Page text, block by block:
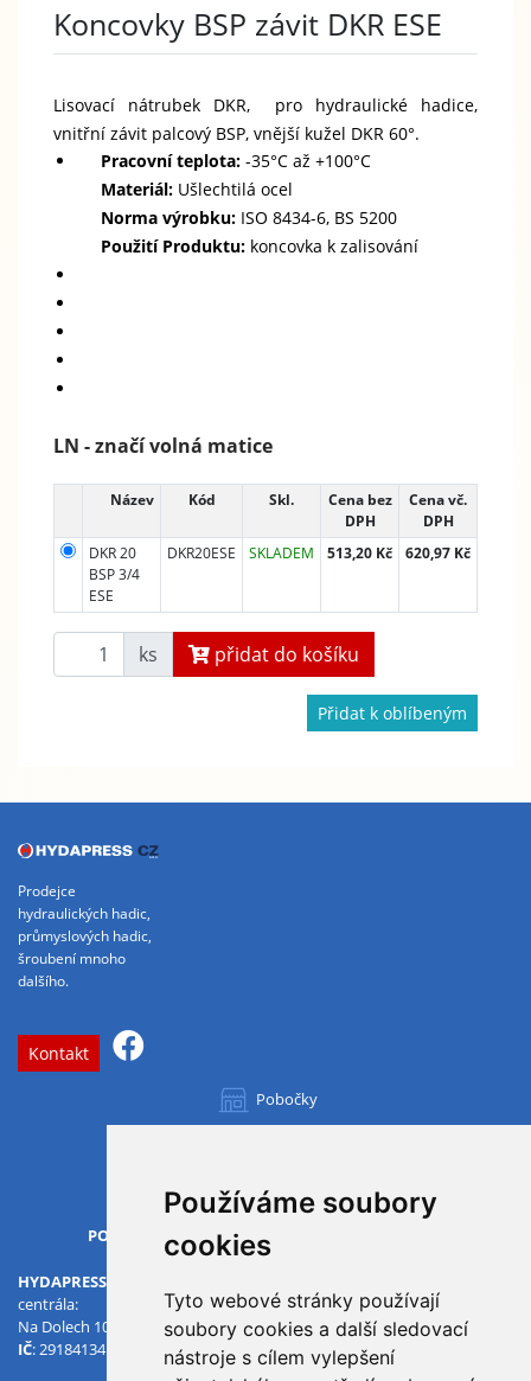
Používáme soubory
cookies
Tyto webové stránky používají
soubory cookies a další sledovací
nástroje s cílem vylepšení
Koncovky BSP závit DKR ESE
Lisovací nátrubek DKR, pro hydraulické hadice,
vnitřní závit palcový BSP, vnější kužel DKR 60°.
Pracovní teplota: -35°C až +100°C
Materiál: Ušlechtilá ocel
Norma výrobku: ISO 8434-6, BS 5200
Použití Produktu: koncovka k zalisování
LN - značí volná matice
Název Kód Skl.
Cena bez
DPH
Cena vč.
DPH
DKR 20
BSP 3/4
ESE
DKR20ESE SKLADEM 513,20 Kč 620,97 Kč
ks přidat do košíku
Přidat k oblíbeným
Prodejce
hydraulických hadic,
průmyslových hadic,
šroubení mnoho
dalšího.
Kontakt
Pobočky
OTVÍRACÍ DOBA
PO-PÁ
HYDAPRESS CZ s.r.o.
centrála:
Na Dolech 109 586 01 Jihlava
IČ: 29184134 : CZ29184134